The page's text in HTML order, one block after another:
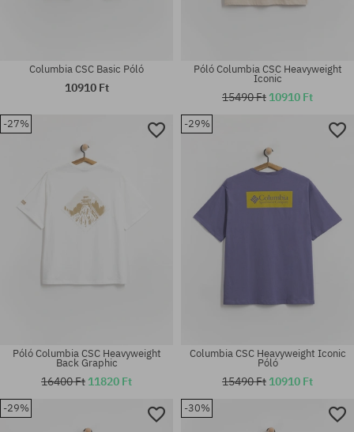
Elérhető méretek:
Elérhető méretek:
Elérhető méretek:
Columbia CSC Basic Póló
10910 Ft
Elérhető méretek:
Póló Columbia CSC Heavyweight
Iconic
15490 Ft 10910 Ft
-27%
Póló Columbia CSC Heavyweight
Back Graphic
16400 Ft 11820 Ft
-29%
Columbia CSC Heavyweight Iconic
Póló
15490 Ft 10910 Ft
-29% -30%